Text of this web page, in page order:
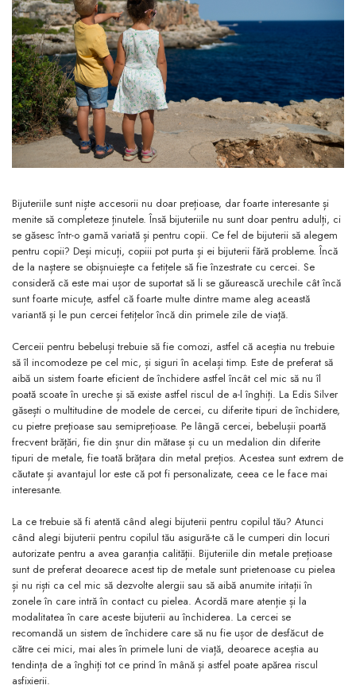
Bijuteriile sunt niște accesorii nu doar prețioase, dar foarte interesante și
menite să completeze ținutele. Însă bijuteriile nu sunt doar pentru adulți, ci
se găsesc într-o gamă variată și pentru copii. Ce fel de bijuterii să alegem
pentru copii? Deși micuți, copiii pot purta și ei bijuterii fără probleme. Încă
de la naștere se obișnuiește ca fetițele să fie înzestrate cu cercei. Se
consideră că este mai ușor de suportat să li se găurească urechile cât încă
sunt foarte micuțe, astfel că foarte multe dintre mame aleg această
variantă și le pun cercei fetițelor încă din primele zile de viață.
Cerceii pentru bebeluși trebuie să fie comozi, astfel că aceștia nu trebuie
să îl incomodeze pe cel mic, și siguri în același timp. Este de preferat să
aibă un sistem foarte eficient de închidere astfel încât cel mic să nu îl
poată scoate în ureche și să existe astfel riscul de a-l înghiți. La Edis Silver
găsești o multitudine de modele de cercei, cu diferite tipuri de închidere,
cu pietre prețioase sau semiprețioase. Pe lângă cercei, bebelușii poartă
frecvent brățări, fie din șnur din mătase și cu un medalion din diferite
tipuri de metale, fie toată brățara din metal prețios. Acestea sunt extrem de
căutate și avantajul lor este că pot fi personalizate, ceea ce le face mai
interesante.
La ce trebuie să fi atentă când alegi bijuterii pentru copilul tău? Atunci
când alegi bijuterii pentru copilul tău asigură-te că le cumperi din locuri
autorizate pentru a avea garanția calității. Bijuteriile din metale prețioase
sunt de preferat deoarece acest tip de metale sunt prietenoase cu pielea
și nu riști ca cel mic să dezvolte alergii sau să aibă anumite iritații în
zonele în care intră în contact cu pielea. Acordă mare atenție și la
modalitatea în care aceste bijuterii au închiderea. La cercei se
recomandă un sistem de închidere care să nu fie ușor de desfăcut de
către cei mici, mai ales în primele luni de viață, deoarece aceștia au
tendința de a înghiți tot ce prind în mână și astfel poate apărea riscul
asfixierii.